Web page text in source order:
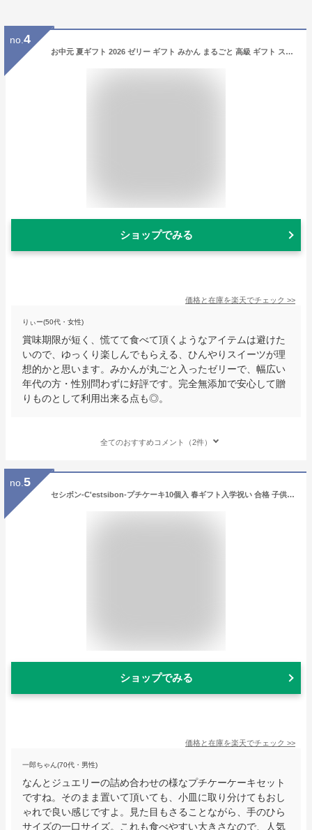
no. 4
お中元 夏ギフト 2026 ゼリー ギフト みかん まるごと 高級 ギフト スイーツ みかん ギフト 内祝い お返し プレゼント フルーツ ゼリー 手土産 お取り寄せ プレミアムBOX 送料無料 女性 贈り物 出産祝い 内祝 誕生日 有田みかん 和歌山 早和果樹園 3000円台 無添加 御中元
ショップでみる
価格と在庫を楽天でチェック >>
りぃー(50代・女性)
賞味期限が短く、慌てて食べて頂くようなアイテムは避けた
いので、ゆっくり楽しんでもらえる、ひんやりスイーツが理
想的かと思います。みかんが丸ごと入ったゼリーで、幅広い
年代の方・性別問わずに好評です。完全無添加で安心して贈
りものとして利用出来る点も◎。
全てのおすすめコメント（2件）
no. 5
セシボン-C'estsibon-プチケーキ10個入 春ギフト入学祝い 合格 子供の日 帰省 異動 ご挨拶 お菓子 洋菓子 お取り寄せ 詰め合わせ マイクロケーキ スイーツ ギフト プレゼント タルト プチフール お祝い お返し 内祝い 出産祝い 誕生日 ケーキ あす楽 最強翌日配送 送料無料
ショップでみる
価格と在庫を楽天でチェック >>
一郎ちゃん(70代・男性)
なんとジュエリーの詰め合わせの様なプチケーケーキセット
ですね。そのまま置いて頂いても、小皿に取り分けてもおし
ゃれで良い感じですよ。見た目もさることながら、手のひら
サイズの一口サイズ。これも食べやすい大きさなので、人気